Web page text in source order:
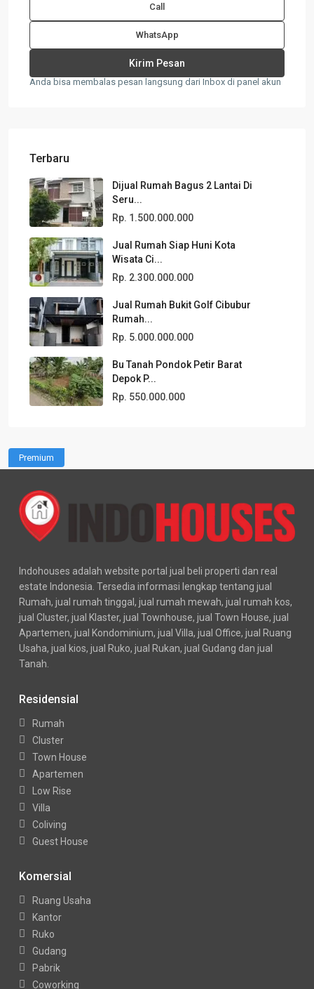
Call
WhatsApp
Anda bisa membalas pesan langsung dari Inbox di panel akun
Terbaru
Dijual Rumah Bagus 2 Lantai Di
Seru...
Rp. 1.500.000.000
Jual Rumah Siap Huni Kota
Wisata Ci...
Rp. 2.300.000.000
Jual Rumah Bukit Golf Cibubur
Rumah...
Rp. 5.000.000.000
Bu Tanah Pondok Petir Barat
Depok P...
Rp. 550.000.000
Premium
Indohouses adalah website portal jual beli properti dan real
estate Indonesia. Tersedia informasi lengkap tentang jual
Rumah, jual rumah tinggal, jual rumah mewah, jual rumah kos,
jual Cluster, jual Klaster, jual Townhouse, jual Town House, jual
Apartemen, jual Kondominium, jual Villa, jual Office, jual Ruang
Usaha, jual kios, jual Ruko, jual Rukan, jual Gudang dan jual
Tanah.
Residensial
Rumah
Cluster
Town House
Apartemen
Low Rise
Villa
Coliving
Guest House
Komersial
Ruang Usaha
Kantor
Ruko
Gudang
Pabrik
Coworking